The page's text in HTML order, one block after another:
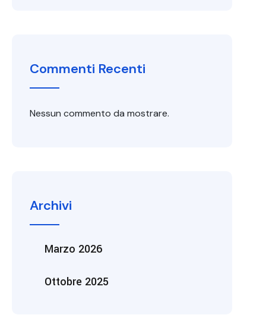
Commenti Recenti
Nessun commento da mostrare.
Archivi
Marzo 2026
Ottobre 2025